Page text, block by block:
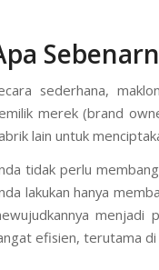
sederhana,
merek (brand
lain untuk
tidak perlu
lakukan hanya
menjadi
efisien, terutama